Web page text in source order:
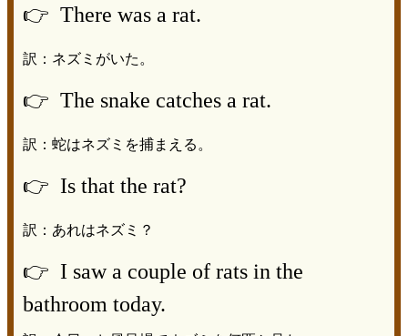
👉 There was a rat.
訳：ネズミがいた。
👉 The snake catches a rat.
訳：蛇はネズミを捕まえる。
👉 Is that the rat?
訳：あれはネズミ？
👉 I saw a couple of rats in the
bathroom today.